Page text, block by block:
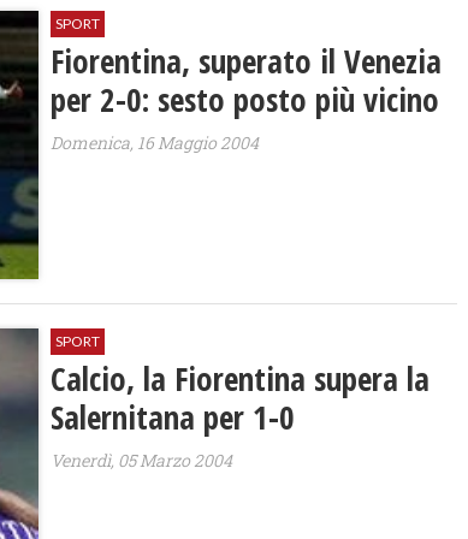
SPORT
Fiorentina, superato il Venezia
per 2-0: sesto posto più vicino
Domenica, 16 Maggio 2004
SPORT
Calcio, la Fiorentina supera la
Salernitana per 1-0
Venerdì, 05 Marzo 2004